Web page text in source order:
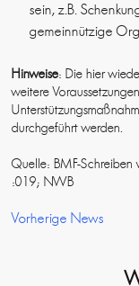
sein, z.B.
gemeinnützige
Hinweise: Die hier
weitere
durchgeführt werden.
Quelle: BMF-
:019; NWB
Vorherige News